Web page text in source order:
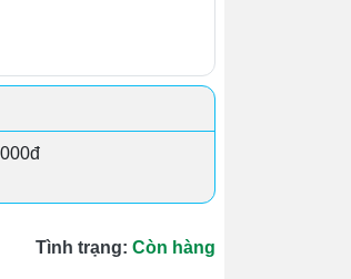
Tình trạng: Còn hàng